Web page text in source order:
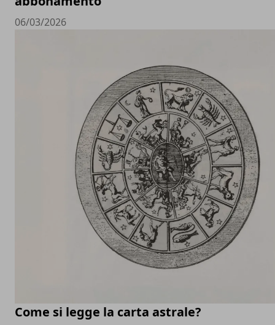
06/03/2026
Come si legge la carta astrale?